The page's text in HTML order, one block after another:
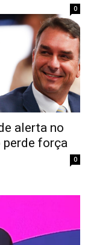
0
alerta no
perde força
0